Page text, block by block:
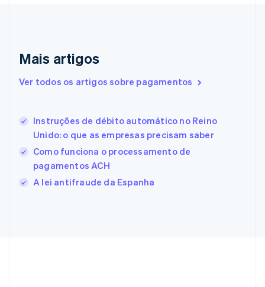
Mais artigos
Ver todos os artigos sobre pagamentos
Instruções de débito automático no Reino
Unido: o que as empresas precisam saber
Como funciona o processamento de
pagamentos ACH
A lei antifraude da Espanha
EnglishItaliano
Español English
Estônia
Finlândia
English Svenska
França
Gibraltar